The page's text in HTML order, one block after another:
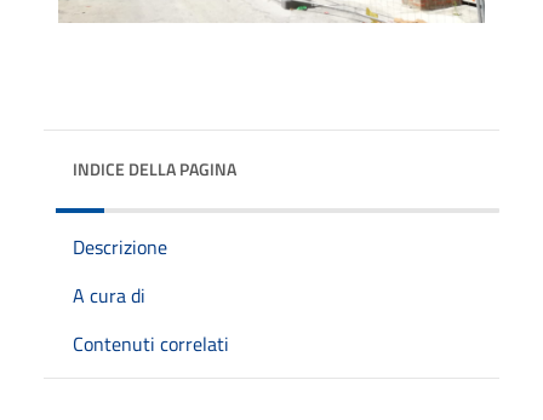
INDICE DELLA PAGINA
Descrizione
A cura di
Contenuti correlati